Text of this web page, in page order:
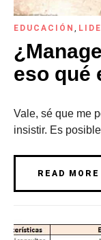
EDUCACIÓN ,
eso qué
Vale, sé que me
insistir. Es
READ MORE